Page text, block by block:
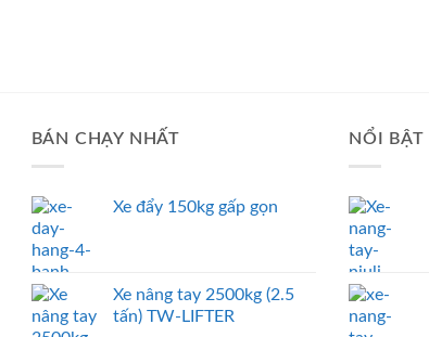
BÁN CHẠY NHẤT
Xe đẩy 150kg gấp gọn
Xe nâng tay 2500kg (2.5
tấn) TW-LIFTER
NỔI BẬT